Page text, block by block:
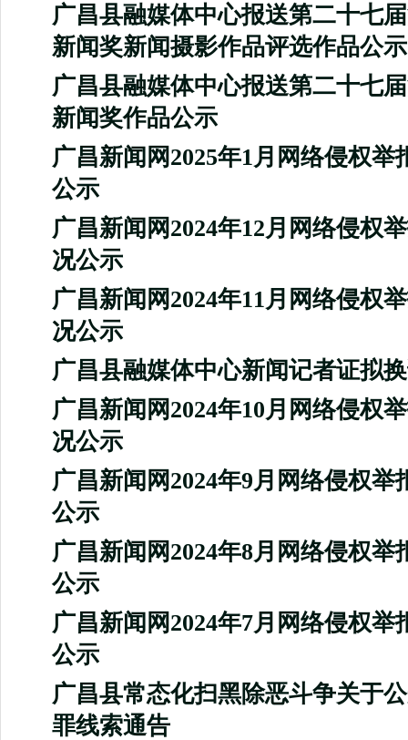
广昌县融媒体中心报送第二十七
新闻奖新闻摄影作品评选作品公示
广昌县融媒体中心报送第二十七
新闻奖作品公示
广昌新闻网2025年1月网络侵权举
公示
广昌新闻网2024年12月网络侵权
况公示
广昌新闻网2024年11月网络侵权
况公示
广昌县融媒体中心新闻记者证拟
广昌新闻网2024年10月网络侵权
况公示
广昌新闻网2024年9月网络侵权举
公示
广昌新闻网2024年8月网络侵权举
公示
广昌新闻网2024年7月网络侵权举
公示
广昌县常态化扫黑除恶斗争关于
罪线索通告